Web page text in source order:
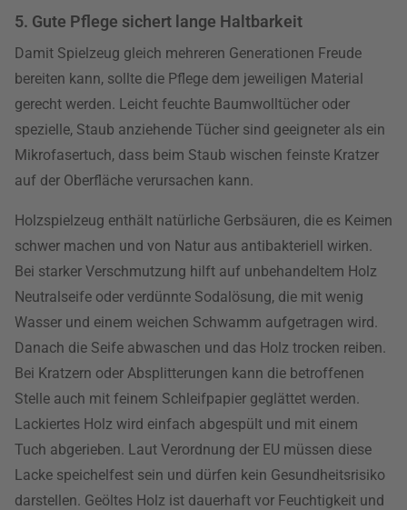
5. Gute Pflege sichert lange Haltbarkeit
Damit Spielzeug gleich mehreren Generationen Freude
bereiten kann, sollte die Pflege dem jeweiligen Material
gerecht werden. Leicht feuchte Baumwolltücher oder
spezielle, Staub anziehende Tücher sind geeigneter als ein
Mikrofasertuch, dass beim Staub wischen feinste Kratzer
auf der Oberfläche verursachen kann.
Holzspielzeug enthält natürliche Gerbsäuren, die es Keimen
schwer machen und von Natur aus antibakteriell wirken.
Bei starker Verschmutzung hilft auf unbehandeltem Holz
Neutralseife oder verdünnte Sodalösung, die mit wenig
Wasser und einem weichen Schwamm aufgetragen wird.
Danach die Seife abwaschen und das Holz trocken reiben.
Bei Kratzern oder Absplitterungen kann die betroffenen
Stelle auch mit feinem Schleifpapier geglättet werden.
Lackiertes Holz wird einfach abgespült und mit einem
Tuch abgerieben. Laut Verordnung der EU müssen diese
Lacke speichelfest sein und dürfen kein Gesundheitsrisiko
darstellen. Geöltes Holz ist dauerhaft vor Feuchtigkeit und